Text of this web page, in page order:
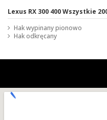
Lexus RX 300 400 Wszystkie
Hak wypinany pionowo
Hak odkręcany